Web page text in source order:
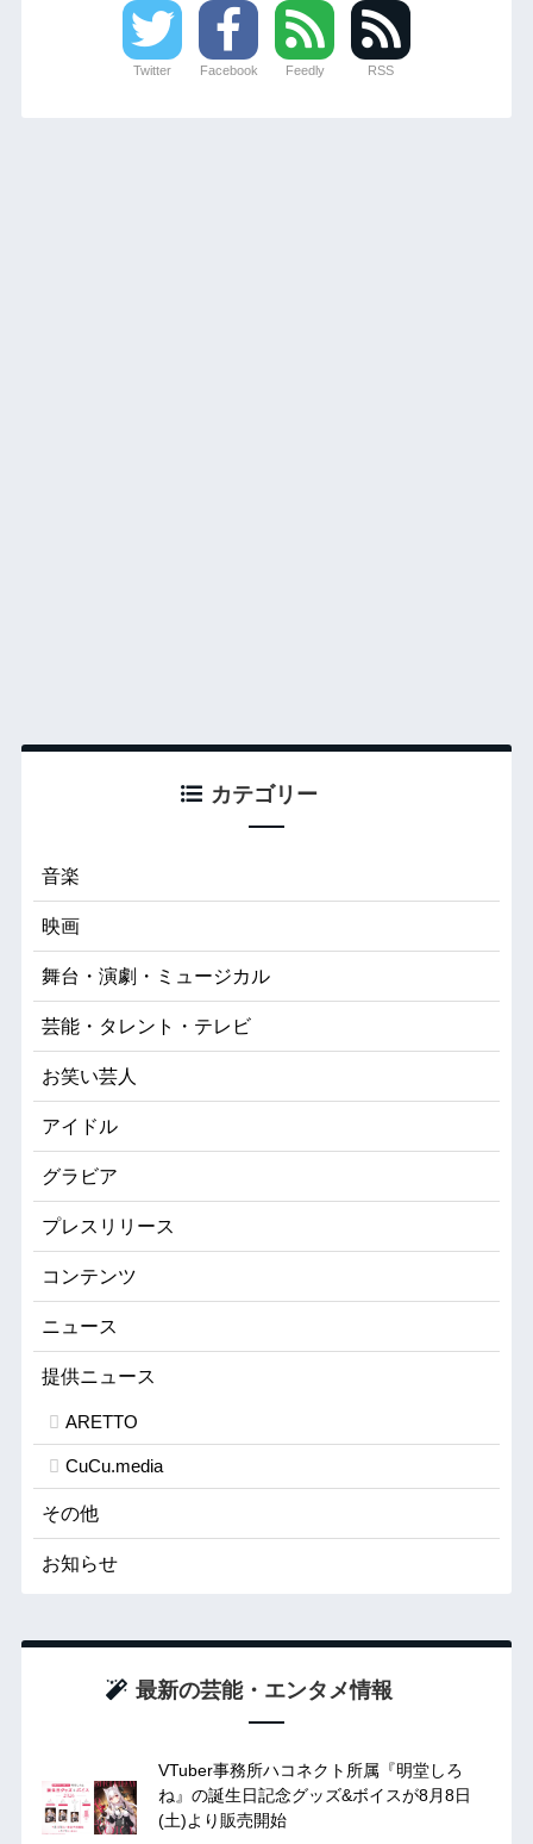
Twitter Facebook Feedly RSS
カテゴリー
音楽
映画
舞台・演劇・ミュージカル
芸能・タレント・テレビ
お笑い芸人
アイドル
グラビア
プレスリリース
コンテンツ
ニュース
提供ニュース
ARETTO
CuCu.media
その他
お知らせ
最新の芸能・エンタメ情報
VTuber事務所ハコネクト所属『明堂しろ
ね』の誕生日記念グッズ&ボイスが8月8日
(土)より販売開始